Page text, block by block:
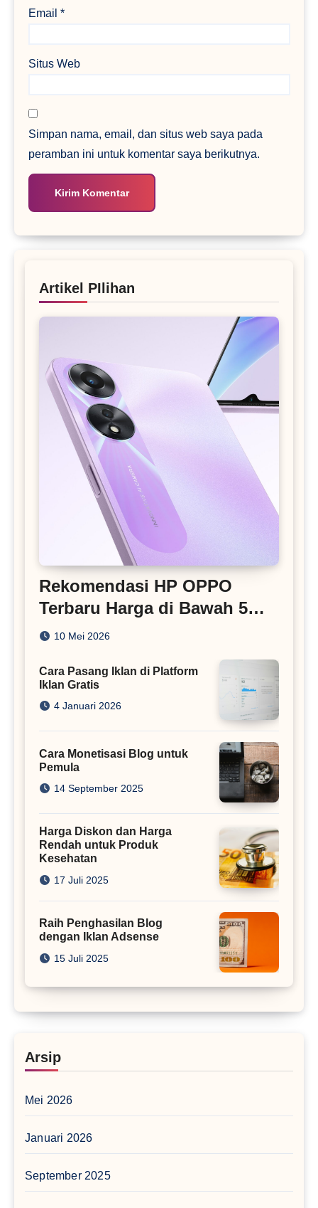
Email *
Situs Web
Simpan nama, email, dan situs web saya pada
peramban ini untuk komentar saya berikutnya.
Artikel PIlihan
Rekomendasi HP OPPO
Terbaru Harga di Bawah 5
Juta
10 Mei 2026
Cara Pasang Iklan di Platform
Iklan Gratis
4 Januari 2026
Cara Monetisasi Blog untuk
Pemula
14 September 2025
Harga Diskon dan Harga
Rendah untuk Produk
Kesehatan
17 Juli 2025
Raih Penghasilan Blog
dengan Iklan Adsense
15 Juli 2025
Arsip
Mei 2026
Januari 2026
September 2025